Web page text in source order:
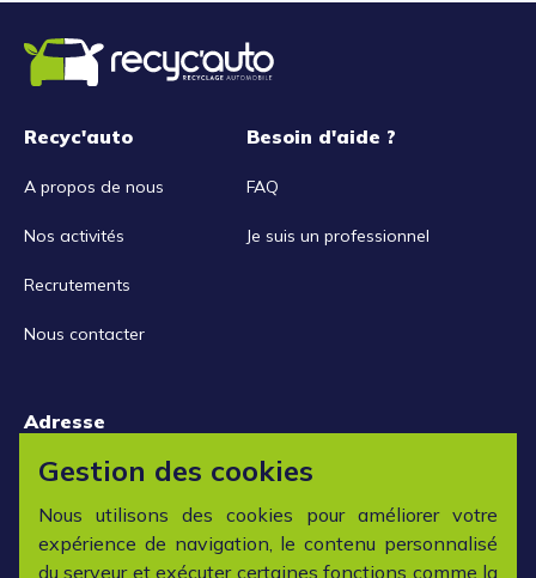
Recyc'auto
A propos de nous
Nos activités
Recrutements
Nous contacter
Besoin d'aide ?
FAQ
Je suis un professionnel
Adresse
15 rue de la Libération
42152 L'horme
Horaires
Gestion des cookies
Nous utilisons des cookies pour améliorer votre
expérience de navigation, le contenu personnalisé
du serveur et exécuter certaines fonctions comme la